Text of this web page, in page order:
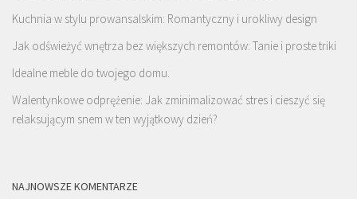
Kuchnia w stylu prowansalskim: Romantyczny i urokliwy design
Jak odświeżyć wnętrza bez większych remontów: Tanie i proste triki
Idealne meble do twojego domu.
Walentynkowe odprężenie: Jak zminimalizować stres i cieszyć się
relaksującym snem w ten wyjątkowy dzień?
NAJNOWSZE KOMENTARZE